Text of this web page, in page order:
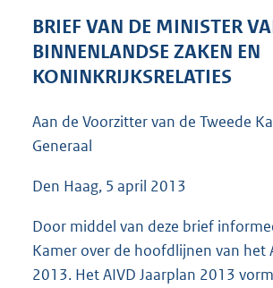
e
b
BRIEF VAN DE MINISTER
BINNENLANDSE ZAKEN EN
KONINKRIJKSRELATIES
Aan de Voorzitter van de Tweede
Generaal
Den Haag, 5 april 2013
Door middel van deze brief
Kamer over de hoofdlijnen van het
2013. Het AIVD Jaarplan 2013